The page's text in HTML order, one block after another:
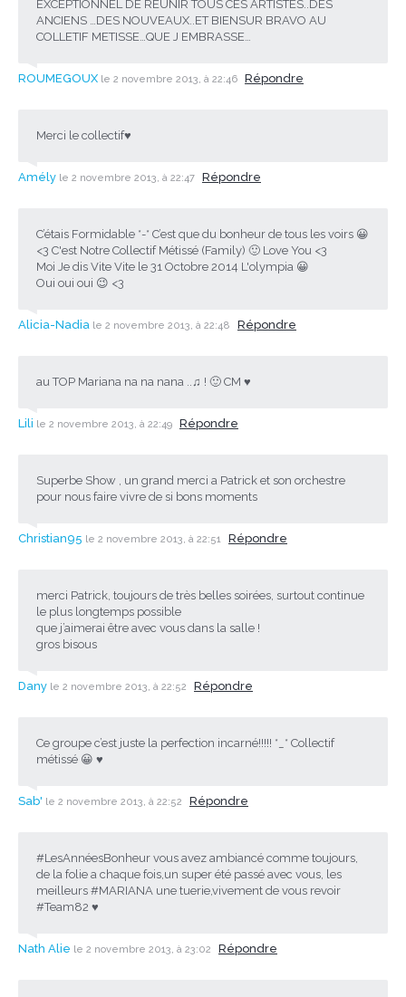
EXCEPTIONNEL DE REUNIR TOUS CES ARTISTES..DES
ANCIENS …DES NOUVEAUX..ET BIENSUR BRAVO AU
COLLETIF METISSE…QUE J EMBRASSE…
ROUMEGOUX le 2 novembre 2013, à 22:46 Répondre
Merci le collectif♥
Amély le 2 novembre 2013, à 22:47 Répondre
C’étais Formidable *-* C’est que du bonheur de tous les voirs 😀
<3 C'est Notre Collectif Métissé (Family) 🙂 Love You <3
Moi Je dis Vite Vite le 31 Octobre 2014 L'olympia 😀
Oui oui oui 😉 <3
Alicia-Nadia le 2 novembre 2013, à 22:48 Répondre
au TOP Mariana na na nana ..♫ ! 🙂 CM ♥
Lili le 2 novembre 2013, à 22:49 Répondre
Superbe Show , un grand merci a Patrick et son orchestre
pour nous faire vivre de si bons moments
Christian95 le 2 novembre 2013, à 22:51 Répondre
merci Patrick, toujours de très belles soirées, surtout continue
le plus longtemps possible
que j’aimerai être avec vous dans la salle !
gros bisous
Dany le 2 novembre 2013, à 22:52 Répondre
Ce groupe c’est juste la perfection incarné!!!!! *_* Collectif
métissé 😀 ♥
Sab' le 2 novembre 2013, à 22:52 Répondre
#LesAnnéesBonheur vous avez ambiancé comme toujours,
de la folie a chaque fois,un super été passé avec vous, les
meilleurs #MARIANA une tuerie,vivement de vous revoir
#Team82 ♥
Nath Alie le 2 novembre 2013, à 23:02 Répondre